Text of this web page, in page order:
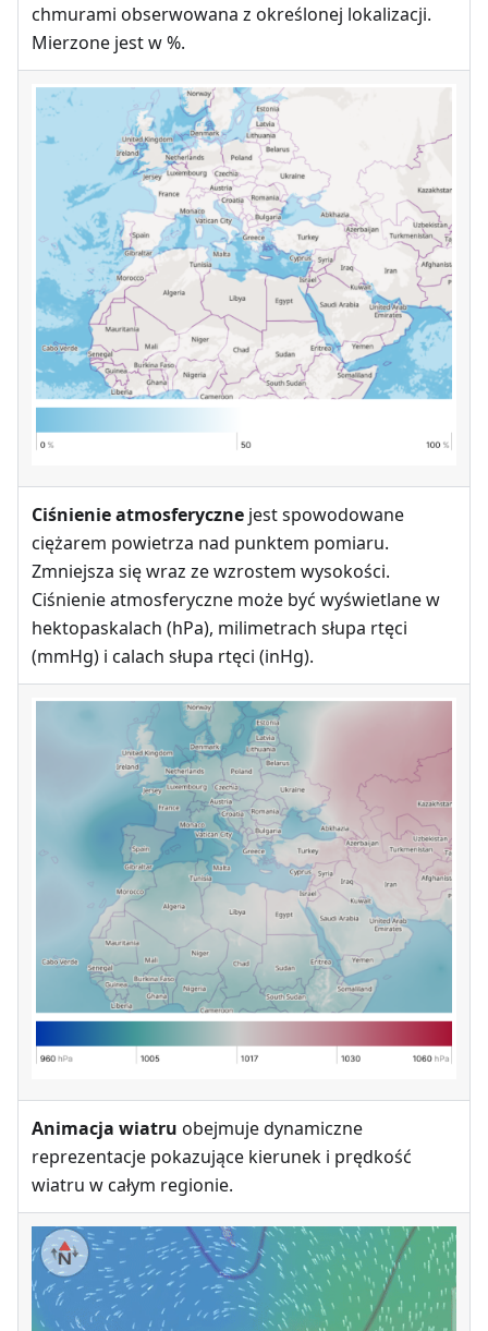
chmurami obserwowana z określonej lokalizacji.
Mierzone jest w %.
Ciśnienie atmosferyczne jest spowodowane
ciężarem powietrza nad punktem pomiaru.
Zmniejsza się wraz ze wzrostem wysokości.
Ciśnienie atmosferyczne może być wyświetlane w
hektopaskalach (hPa), milimetrach słupa rtęci
(mmHg) i calach słupa rtęci (inHg).
Animacja wiatru obejmuje dynamiczne
reprezentacje pokazujące kierunek i prędkość
wiatru w całym regionie.